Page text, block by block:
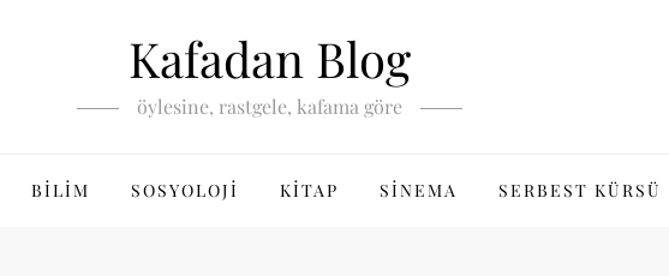
Kafadan Blog
öylesine, rastgele, kafama göre
BILIM SOSYOLOJI KITAP SINEMA SERBEST KÜRSÜ